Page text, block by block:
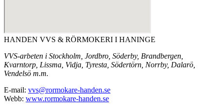
HANDEN VVS & RÖRMOKERI I HANINGE
VVS-arbeten i Stockholm, Jordbro, Söderby, Brandbergen,
Kvarntorp, Lissma, Vidja, Tyresta, Södertörn, Norrby, Dalarö,
Vendelsö m.m.
E-mail: vvs@rormokare-handen.se
Webb: www.rormokare-handen.se